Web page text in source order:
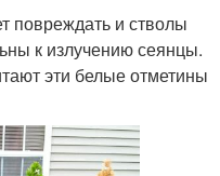
повреждать и стволы
к излучению сеянцы.
эти белые отметины